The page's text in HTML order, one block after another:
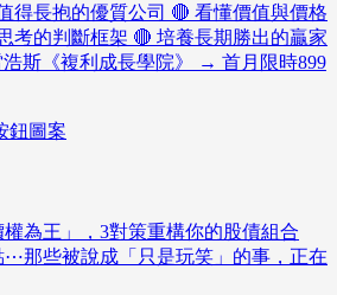
得長抱的優質公司 🔴 看懂價值與價格
考的判斷框架 🔴 培養長期勝出的贏家
斯《複利成長學院》 → 首月限時899
為王」，3對策重構你的股債組合
那些被說成「只是玩笑」的事，正在